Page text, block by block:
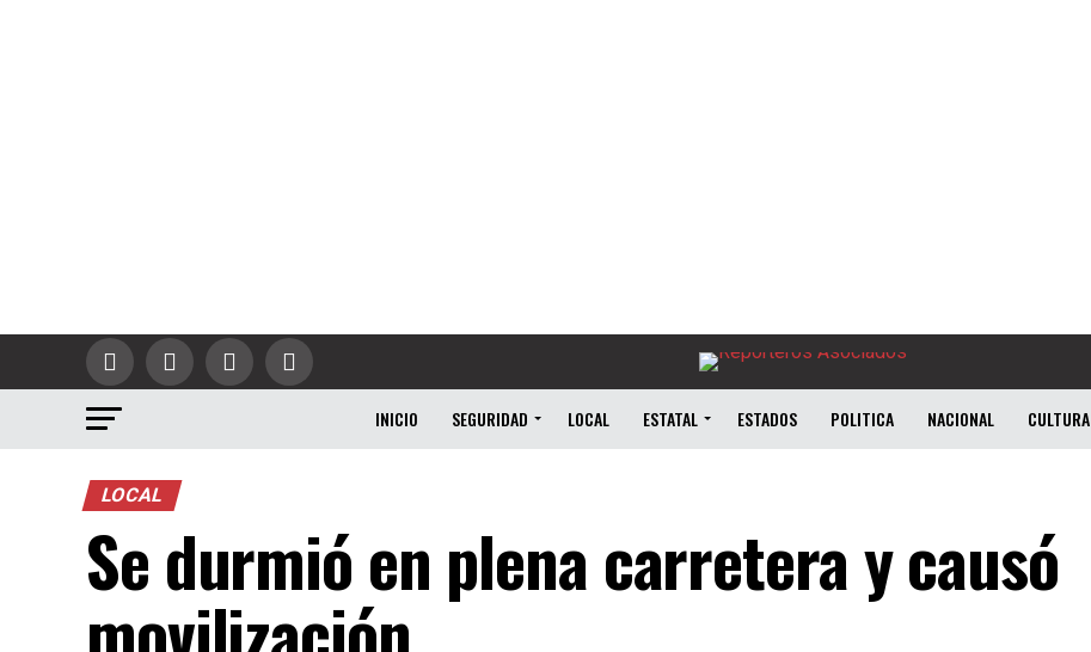
INICIO SEGURIDAD LOCAL ESTATAL ESTADOS POLITICA NACIONAL CULTURA
LOCAL
Se durmió en plena carretera y causó